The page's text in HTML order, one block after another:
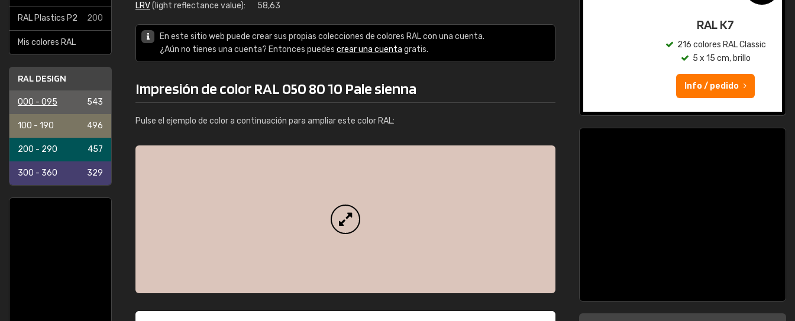
RAL Plastics P2 200
Mis colores RAL
RAL DESIGN
000 - 095 543
100 - 190 496
200 - 290 457
300 - 360 329
LRV(light reflectance value): 58,63
En este sitio web puede crear sus propias colecciones de colores RAL con una cuenta.
¿Aún no tienes una cuenta? Entonces puedes crear una cuenta gratis.
Impresión de color RAL 050 80 10 Pale sienna
Pulse el ejemplo de color a continuación para ampliar este color RAL:
RAL K7 a base de agua RAL K7
216 colores RAL Classic
5 x 15 cm, brillo
Info / pedido